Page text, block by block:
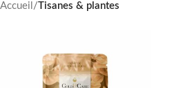
Accueil /Tisanes & plantes